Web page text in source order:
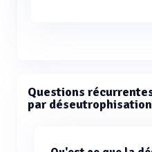
Questions
par déseutrophisation